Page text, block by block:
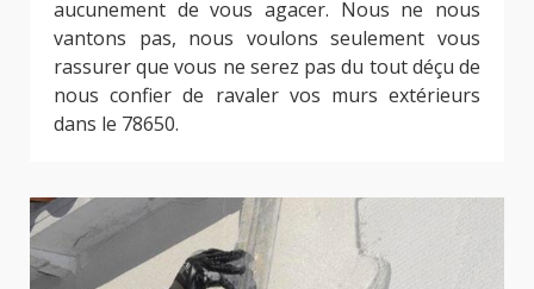
aucunement de vous agacer. Nous ne nous
vantons pas, nous voulons seulement vous
rassurer que vous ne serez pas du tout déçu de
nous confier de ravaler vos murs extérieurs
dans le 78650.